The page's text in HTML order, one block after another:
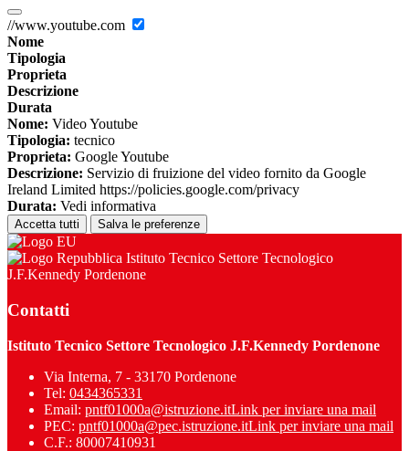
//www.youtube.com
Nome
Tipologia
Proprieta
Descrizione
Durata
Nome: Video Youtube
Tipologia: tecnico
Proprieta: Google Youtube
Descrizione: Servizio di fruizione del video fornito da Google
Ireland Limited https://policies.google.com/privacy
Durata: Vedi informativa
Accetta tutti Salva le preferenze
Istituto Tecnico Settore Tecnologico
J.F.Kennedy Pordenone
Contatti
Istituto Tecnico Settore Tecnologico J.F.Kennedy Pordenone
Via Interna, 7 - 33170 Pordenone
Tel: 0434365331
Email: pntf01000a@istruzione.itLink per inviare una mail
PEC: pntf01000a@pec.istruzione.itLink per inviare una mail
C.F.: 80007410931